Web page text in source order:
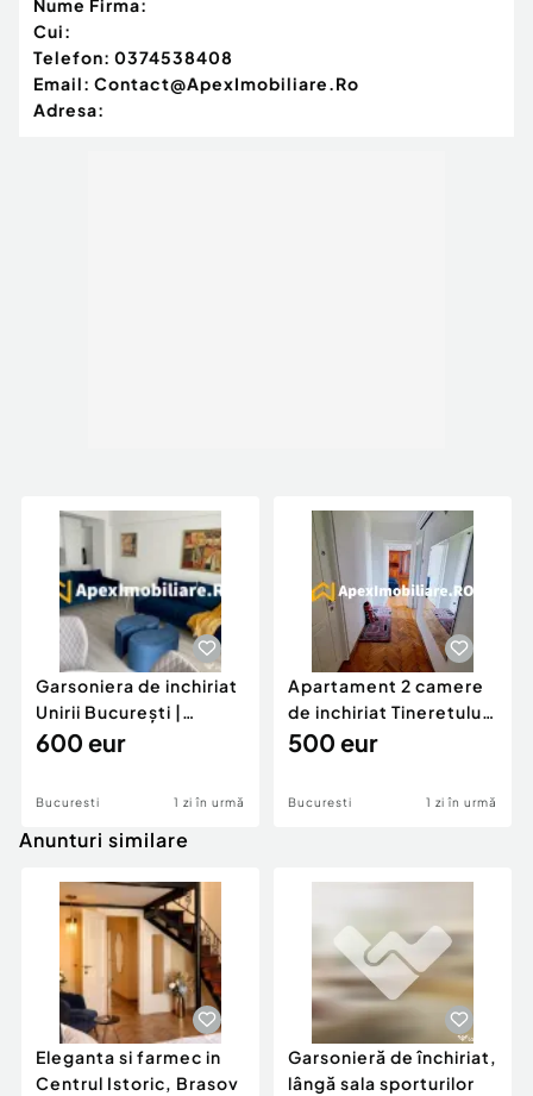
Nume Firma:
Cui:
Telefon: 0374538408
Email: Contact@ApexImobiliare.Ro
Adresa:
Garsoniera de inchiriat
Unirii București |
ApexImobiliare.r
600 eur
Bucuresti 1 zi în urmă
Apartament 2 camere
de inchiriat Tineretului
București | Ap
500 eur
Bucuresti 1 zi în urmă
Anunturi similare
Eleganta si farmec in
Centrul Istoric, Brasov
Garsonieră de închiriat,
lângă sala sporturilor